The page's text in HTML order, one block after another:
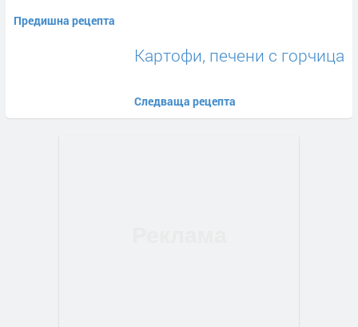
Предишна рецепта
Картофи, печени с горчица
Следваща рецепта